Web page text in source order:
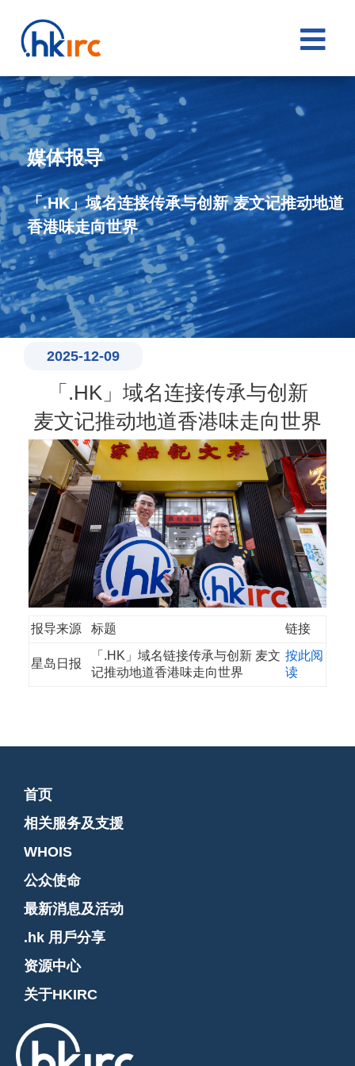

媒体报导
「.HK」域名连接传承与创新 麦文记推动地道
香港味走向世界
2025-12-09
「.HK」域名连接传承与创新
麦文记推动地道香港味走向世界
报导来源 标题 链接
星岛日报
「.HK」域名链接传承与创新 麦文
记推动地道香港味走向世界
按此阅
读
首页
相关服务及支援
WHOIS
公众使命
最新消息及活动
.hk 用戶分享
资源中心
关于HKIRC